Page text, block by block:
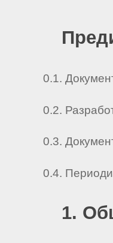
0.1.
0.2.
0.3.
0.4.
1.